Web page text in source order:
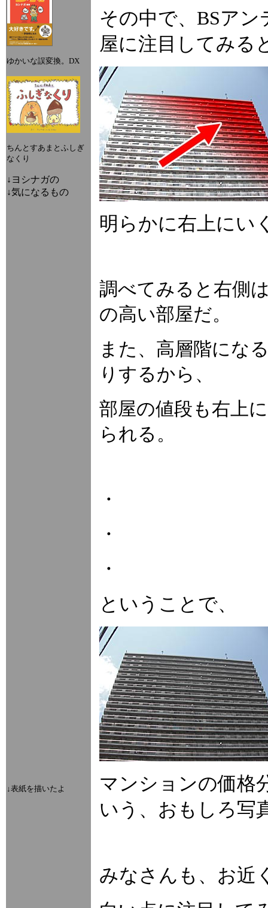
ゆかいな誤変換。DX
ちんとすあまとふしぎ
なくり
↓ヨシナガの
↓気になるもの
↓表紙を描いたよ
その中で、BSア
屋に注目してみる
明らかに右上にい
調べてみると右側
の高い部屋だ。
また、高層階にな
りするから、
部屋の値段も右上
られる。
・
・
・
ということで、
マンションの価格
いう、おもしろ写
みなさんも、お近